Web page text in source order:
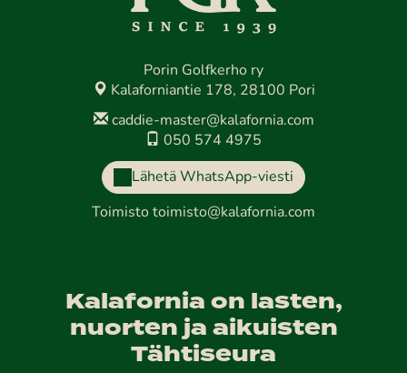
Porin Golfkerho ry
Kalaforniantie 178, 28100 Pori
caddie-master@kalafornia.com
050 574 4975
Lähetä WhatsApp-viesti
Toimisto toimisto@kalafornia.com
Kalafornia on lasten,
nuorten ja aikuisten
Tähtiseura